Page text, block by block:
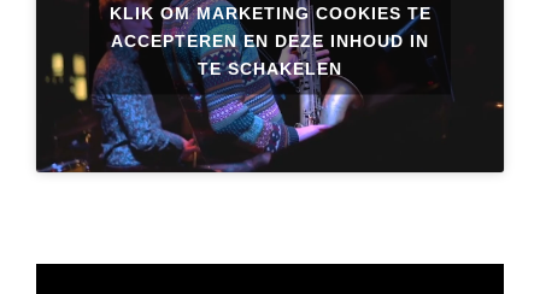
KLIK OM MARKETING COOKIES TE
ACCEPTEREN EN DEZE INHOUD IN
TE SCHAKELEN